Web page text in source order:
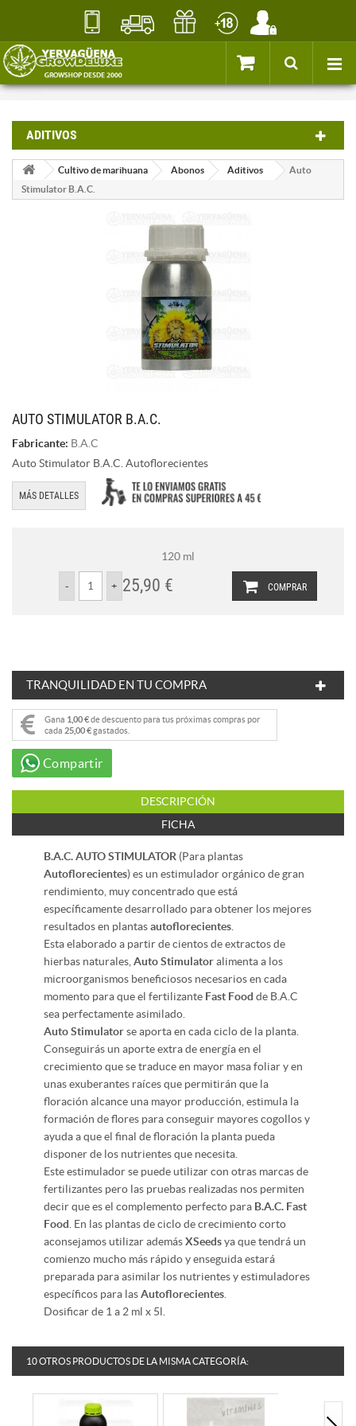
ADITIVOS
Cultivo de marihuana Abonos Aditivos
Auto
Stimulator B.A.C.
AUTO STIMULATOR B.A.C.
Fabricante: B.A.C
Auto Stimulator B.A.C. Autoflorecientes
MÁS DETALLES
120 ml
COMPRAR
25,90 €
TRANQUILIDAD EN TU COMPRA
Gana 1,00 €de descuento para tus próximas compras por
cada 25,00 €gastados.
Compartir
DESCRIPCIÓN
FICHA
B.A.C. AUTO STIMULATOR (Para plantas
Autoflorecientes) es un estimulador orgánico de gran
rendimiento, muy concentrado que está
específicamente desarrollado para obtener los mejores
resultados en plantasautoflorecientes
Esta elaborado a partir de cientos de extractos de
hierbas naturales, AutoStimulatoralimenta a los
microorganismos beneficiosos necesarios en cada
momento para que el fertilizante Fast Food de B.A.C
sea perfectamente asimilado.
AutoStimulatorse aporta en cada ciclo de la planta.
Conseguirás un aporte extra de energía en el
crecimiento que se traduce en mayor masa foliar y en
unas exuberantes raíces que permitirán que la
floración alcance una mayor producción, estimula la
formación de flores para conseguir mayores cogollos y
ayuda a que el final de floración la planta pueda
disponer de los nutrientes que necesita.
Este estimulador se puede utilizar con otras marcas de
fertilizantes pero las pruebas realizadas nos permiten
decir que es el complemento perfecto para B.A.C. Fast
Food . En las plantas de ciclo de crecimiento corto
aconsejamos utilizar ademásXSeedsya que tendrá un
comienzo mucho más rápido y enseguida estará
preparada para asimilar los nutrientes y estimuladores
específicos para lasAutoflorecientes
Dosificar de 1 a 2 ml x 5l.
10 OTROS PRODUCTOS DE LA MISMA CATEGORÍA: